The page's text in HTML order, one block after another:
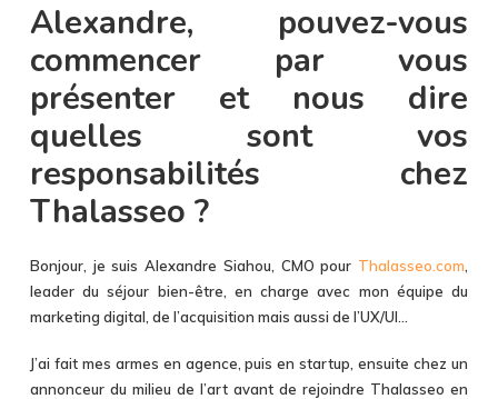
Alexandre, pouvez-vous
commencer par vous
présenter et nous dire
quelles sont vos
responsabilités chez
Thalasseo ?
Bonjour, je suis Alexandre Siahou, CMO pour Thalasseo.com
leader du séjour bien-être, en charge avec mon équipe du
marketing digital, de l’acquisition mais aussi de l’UX/UI…
J’ai fait mes armes en agence, puis en startup, ensuite chez un
annonceur du milieu de l’art avant de rejoindre Thalasseo en